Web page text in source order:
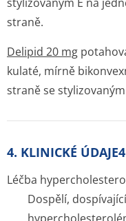
straně.
Delipid 20 mg
kulaté, mírně
straně se
4. KLINICKÉ
Léčba
Dospělí,